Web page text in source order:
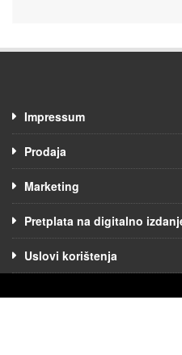
Impressum
Prodaja
Marketing
Pretplata na digitalno
Uslovi korištenja